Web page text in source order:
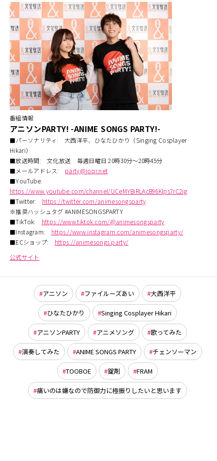
番組情報
アニソンPARTY! -ANIME SONGS PARTY!-
■パーソナリティ: 大西洋平、ひなたひかり（Singing Cosplayer
Hikari）
■放送時間: 文化放送 毎週日曜日 20時30分～20時45分
■メールアドレス: party@joqr.net
■YouTube:
https://www.youtube.com/channel/UCeMYBiRLAcB96Klps7rC2jg
■Twitter: https://twitter.com/animesongsparty
※推奨ハッシュタグ #ANIMESONGSPARTY
■TikTok: https://www.tiktok.com/@animesongsparty
■Instagram: https://www.instagram.com/animesongsparty/
■ECショップ: https://animesongs.party/
公式サイト
アニソン ファイルーズあい 大西洋平
ひなたひかり Singing Cosplayer Hikari
アニソンPARTY アニメソング 歌ってみた
演奏してみた ANIME SONGS PARTY チェンソーマン
TOOBOE 錠剤 FRAM
痛いのは嫌なので防御力に極振りしたいと思います